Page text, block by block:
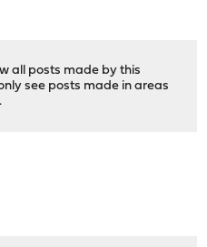
all posts made by this
see posts made in areas